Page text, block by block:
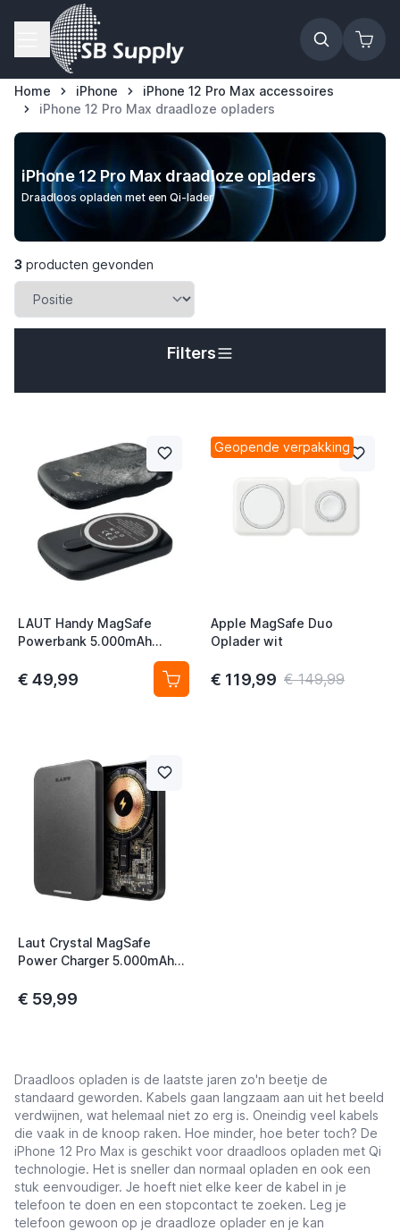
Ga naar de inhoud
Home iPhone
iPhone 12 Pro Max accessoires
iPhone 12 Pro Max draadloze opladers
iPhone 12 Pro Max draadloze opladers
Draadloos opladen met een Qi-lader
3 producten gevonden
Filters
LAUT Handy MagSafe
Powerbank 5.000mAh
€ 49,99
Geopende verpakking
Apple MagSafe Duo
Oplader wit
€ 119,99 € 149,99
Laut Crystal MagSafe
Power Charger 5.000mAh
€ 59,99
Draadloos opladen is de laatste jaren zo'n beetje de
standaard geworden. Kabels gaan langzaam aan uit het beeld
verdwijnen, wat helemaal niet zo erg is. Oneindig veel kabels
die vaak in de knoop raken. Hoe minder, hoe beter toch? De
iPhone 12 Pro Max is geschikt voor draadloos opladen met Qi
technologie. Het is sneller dan normaal opladen en ook een
stuk eenvoudiger. Je hoeft niet elke keer de kabel in je
telefoon te doen en een stopcontact te zoeken. Leg je
telefoon gewoon op je draadloze oplader en je kan